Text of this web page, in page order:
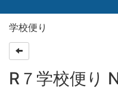
学校便り
R７学校便り